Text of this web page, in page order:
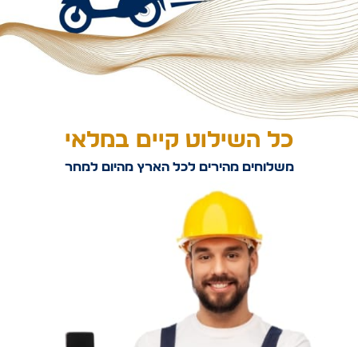
כל השילוט קיים במלאי
משלוחים מהירים לכל הארץ מהיום למחר